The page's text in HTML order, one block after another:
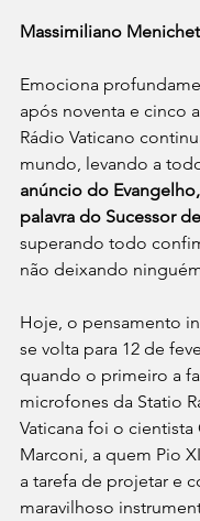
Massimiliano
Emociona
após noventa e cinco
Rádio Vaticano
mundo, levando a
anúncio do
palavra do Sucessor
superando todo
não deixando
Hoje, o pensamento
se volta para 12 de
quando o primeiro a
microfones da Statio
Vaticana foi o
Marconi, a quem Pio
a tarefa de projetar e
maravilhoso